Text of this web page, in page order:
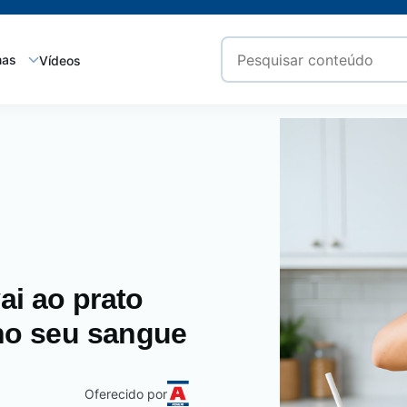
Vídeos
ao prato
seu sangue
Oferecido por